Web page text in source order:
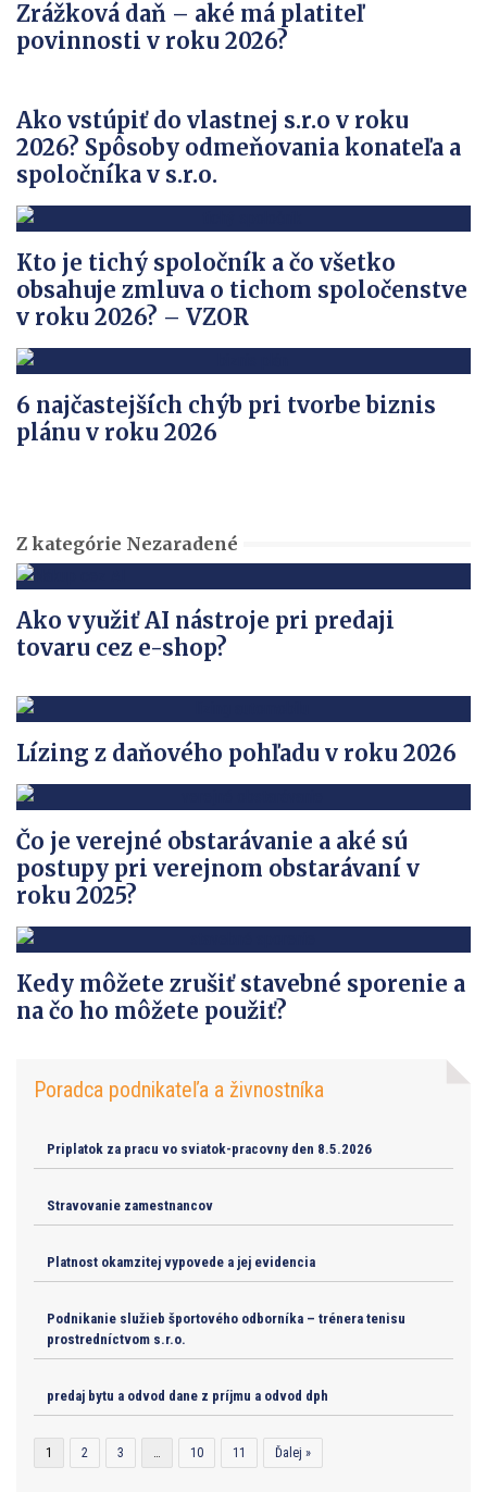
Zrážková daň – aké má platiteľ
povinnosti v roku 2026?
Ako vstúpiť do vlastnej s.r.o v roku
2026? Spôsoby odmeňovania konateľa a
spoločníka v s.r.o.
Kto je tichý spoločník a čo všetko
obsahuje zmluva o tichom spoločenstve
v roku 2026? – VZOR
6 najčastejších chýb pri tvorbe biznis
plánu v roku 2026
Z kategórie Nezaradené
Ako využiť AI nástroje pri predaji
tovaru cez e-shop?
Lízing z daňového pohľadu v roku 2026
Čo je verejné obstarávanie a aké sú
postupy pri verejnom obstarávaní v
roku 2025?
Kedy môžete zrušiť stavebné sporenie a
na čo ho môžete použiť?
Poradca podnikateľa a živnostníka
Priplatok za pracu vo sviatok-pracovny den 8.5.2026
Stravovanie zamestnancov
Platnost okamzitej vypovede a jej evidencia
Podnikanie služieb športového odborníka – trénera tenisu
prostredníctvom s.r.o.
predaj bytu a odvod dane z príjmu a odvod dph
1 2 3 … 10 11 Ďalej »